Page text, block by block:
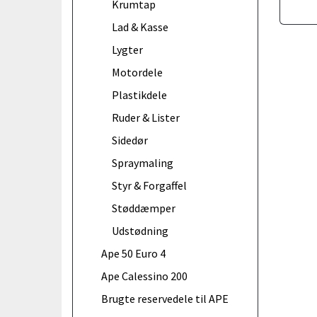
Krumtap
Lad & Kasse
Lygter
Motordele
Plastikdele
Ruder & Lister
Sidedør
Spraymaling
Styr & Forgaffel
Støddæmper
Udstødning
Ape 50 Euro 4
Ape Calessino 200
Brugte reservedele til APE